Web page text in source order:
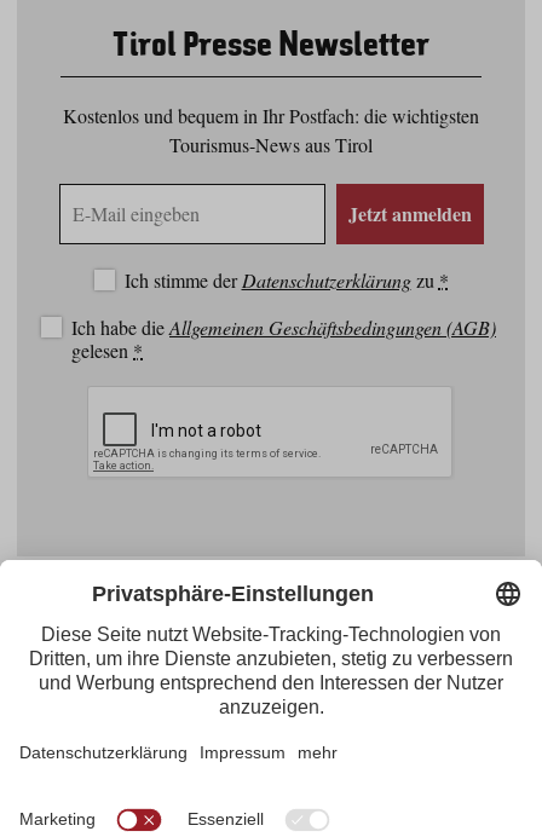
Tirol Presse Newsletter
Kostenlos und bequem in Ihr Postfach: die wichtigsten
Tourismus-News aus Tirol
Mail
Jetzt anmelden
Ich stimme derDatenschutzerklärungzu *
Ich habe dieAllgemeinen Geschäftsbedingungen (AGB)
gelesen *
Tirol Werbung
Maria-Theresien-Straße 55 · 6020 Innsbruck
+43.512.5320-656· presse@tirol.at
RSS-Feeds Impressum
Instagram